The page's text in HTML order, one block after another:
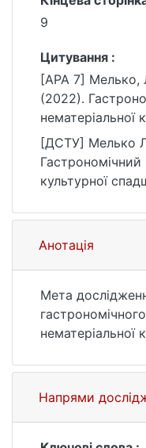
9
Цитування :
[APA 7] Мелько,
(2022).
нематеріальної
ЮНЕСКО та
(70), 3–9.
135X.2022.70.3-9
[ДСТУ] Мелько
Гастрономічний
культурної
DOI: 10.17721/
звернення:
Анотація
Мета
нематеріальної
можливостей
туризмі, у т.ч.
макрорегіонів
Напрями